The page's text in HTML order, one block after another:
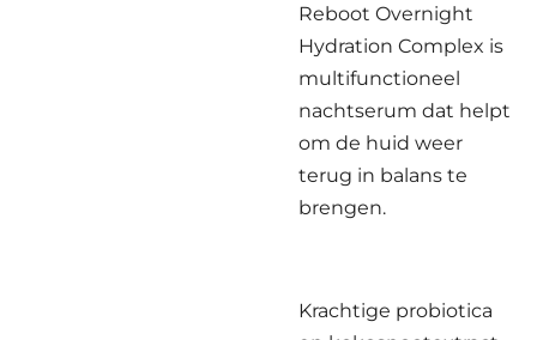
Reboot Overnight
Hydration Complex is
multifunctioneel
nachtserum dat helpt
om de huid weer
terug in balans te
brengen.
Krachtige probiotica